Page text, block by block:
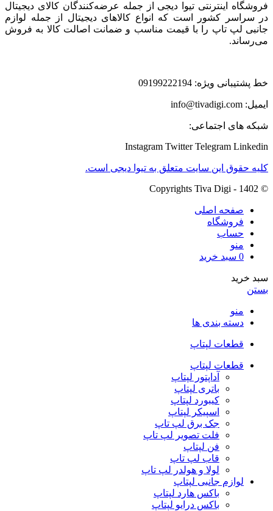
فروشگاه اینترنتی تیوا دیجی از جمله عرضه‌کنندگان کالای دیجیتال
در سراسر کشور است که انواع کالاهای دیجیتال از جمله لوازم
جانبی لپ تاپ را با قیمت مناسب و ضمانت اصالت کالا به فروش
می‌رساند.
خط پشتیبانی ویژه: 09199222194
ایمیل: info@tivadigi.com
شبکه های اجتماعی:
Instagram Twitter Telegram Linkedin
کلیه حقوق این سایت متعلق به تیوا دیجی است.
© Copyrights Tiva Digi - 1402
صفحه اصلی
فروشگاه
حساب
منو
0 سبد خرید
سبد خرید
بستن
منو
دسته بندی ها
قطعات لپتاپ
قطعات لپتاپ
آداپتور لپتاپ
باتری لپتاپ
کیبورد لپتاپ
اسپیکر لپتاپ
جک برق لپ تاپ
فلت تصویر لپ تاپ
فن لپتاپ
قاب لپ تاپ
لولا و هولدر لپ تاپ
لوازم جانبی لپتاپ
باکس هارد لپتاپ
باکس درایو لپتاپ